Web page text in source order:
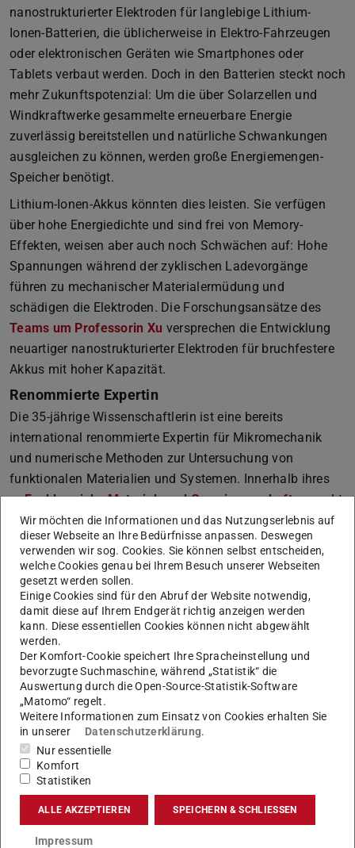
nanostrukturierter Elektroden für langlebige Lithium-
Ionen-Batterien, die üblicherweise in Elektro-Fahrzeugen
oder elektronischen Geräten wie Smartphones oder
Tablets verbaut werden. Doch in den Batterien steckt noch
mehr Zukunftspotenzial: Um die über Solarzellen und
Windkraftwerke gesammelte erneuerbare Energie
zuverlässig bereitstellen und natürliche Schwankungen
ausgleichen zu können, werden große Energiemengen-
Speicher benötigt.
Lithium-Ionen-Akkus könnten dies leisten. Sie verfügen
über hohe Energiedichte und sind frei von Memory-
Effekten, weisen aber auch noch Schwächen auf: Hohe
Spannungen während der zyklischen Ladevorgänge
führen zu mechanischer Materialermüdung und
schädigen die Elektroden. Die Forschungsansätze des
Teams um Professorin Xu versprechen die Entwicklung
neuartiger nanostrukturierter Elektroden für bruchfestere
Akkus mit hoher Kapazität.
Renommierte Expertin
Die 35-jährige Wissenschaftlerin ist eine bereits
international renommierte Expertin für Mikromechanik
und numerische Methoden zur Untersuchung von
funktionalen Materialien und Systemen. Innerhalb ihres
Fachbereichs Material- und Geowissenschaftensucht
sie die enge Kooperation mit anderen Fachgebieten, wenn
es um Ferroelektrika, Magnete, Batteriematerialien,
elektroaktive Polymere oder um neue Material- Lösungen
zur Kühlung von Mikrochips geht. Aber auch mit den TU-
Fachbereichen Maschinenbau, Elektrotechnik und
Mathematik sowie mit der Mechanik hat sie über
gemeinsame Forschungsprojekte viele Beziehungen
geknüpft.
Bai-Xiang Xu schloss 2008 ihr Promotionsstudium in
Festkörpermechanik an der Universität Peking ab. Zuvor
lernte sie bereits zwei Jahre lang als Stipendiatin die TU
Darmstadt kennen und vertiefte ihre Kenntnisse in
Mikromechanik, Modellierung und numerischer
Simulation. Nach der Promotion arbeitete sie als PostDoc-
Stipendiatin der Humboldt-Stiftung mit eigenem
Forschungsprojekt zur Modellierung des Verhaltens von
Wir möchten die Informationen und das Nutzungserlebnis auf
dieser Webseite an Ihre Bedürfnisse anpassen. Deswegen
verwenden wir sog. Cookies. Sie können selbst entscheiden,
welche Cookies genau bei Ihrem Besuch unserer Webseiten
gesetzt werden sollen.
Einige Cookies sind für den Abruf der Website notwendig,
damit diese auf Ihrem Endgerät richtig anzeigen werden
kann. Diese essentiellen Cookies können nicht abgewählt
werden.
Der Komfort-Cookie speichert Ihre Spracheinstellung und
bevorzugte Suchmaschine, während „Statistik“ die
Auswertung durch die Open-Source-Statistik-Software
„Matomo“ regelt.
Weitere Informationen zum Einsatz von Cookies erhalten Sie
in unserer
Datenschutzerklärung.
Nur essentielle
Komfort
Statistiken
ALLE AKZEPTIEREN SPEICHERN & SCHLIESSEN
Impressum